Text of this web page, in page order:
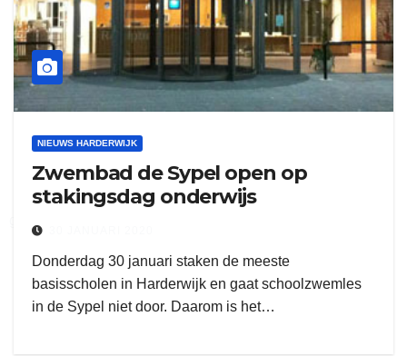
NIEUWS HARDERWIJK
Zwembad de Sypel open op
stakingsdag onderwijs
Donderdag 30 januari staken de meeste
basisscholen in Harderwijk en gaat schoolzwemles
in de Sypel niet door. Daarom is het…